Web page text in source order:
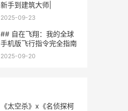
新手到建筑大师|
2025-09-23
## 自在飞翔：我的全球
手机版飞行指令完全指南
2025-09-20
《太空杀》x《名侦探柯